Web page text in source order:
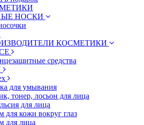
НОСКИ
КОСМЕТИКИ
средства
для умывания
тонер, лосьон для лица
для лица
для кожи вокруг глаз
для лица